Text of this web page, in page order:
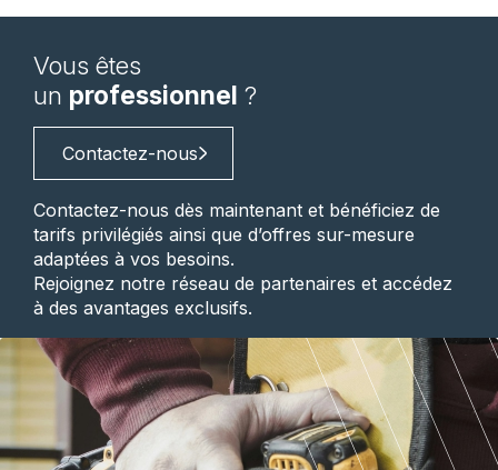
Vous êtes
un professionnel ?
Contactez-nous
Contactez-nous dès maintenant et bénéficiez de
tarifs privilégiés ainsi que d’offres sur-mesure
adaptées à vos besoins.
Rejoignez notre réseau de partenaires et accédez
à des avantages exclusifs.